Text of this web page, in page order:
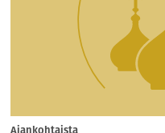
Ajankohtaista